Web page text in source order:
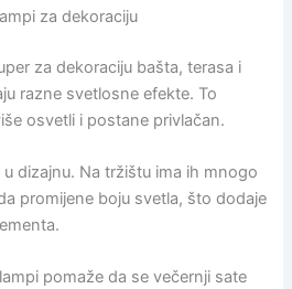
za dekoraciju
za dekoraciju bašta, terasa i
razne svetlosne efekte. To
osvetli i postane privlačan.
dizajnu. Na tržištu ima ih mnogo
promijene boju svetla, što dodaje
pomaže da se večernji sate